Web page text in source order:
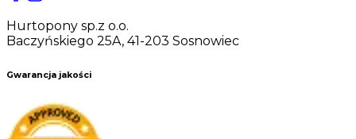
Hurtopony sp.z o.o.
Baczyńskiego 25A, 41-203 Sosnowiec
Gwarancja jakości